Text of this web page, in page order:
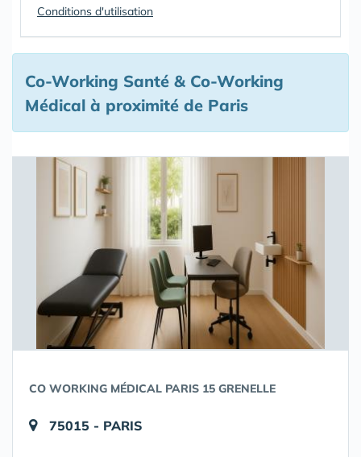
Conditions d'utilisation
Co-Working Santé & Co-Working
Médical à proximité de Paris
CO WORKING MÉDICAL PARIS 15 GRENELLE
75015 - PARIS